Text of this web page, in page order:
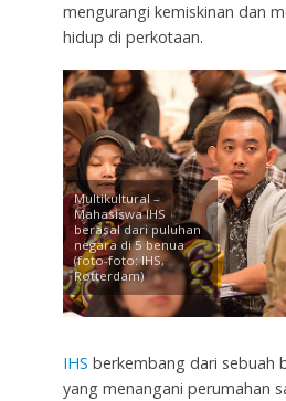
mengurangi kemiskinan dan
hidup di perkotaan.
Multikultural –
Mahasiswa IHS
berasal dari puluhan
negara di 5 benua
(foto-foto: IHS,
Rotterdam)
IHS berkembang dari sebuah
yang menangani perumahan